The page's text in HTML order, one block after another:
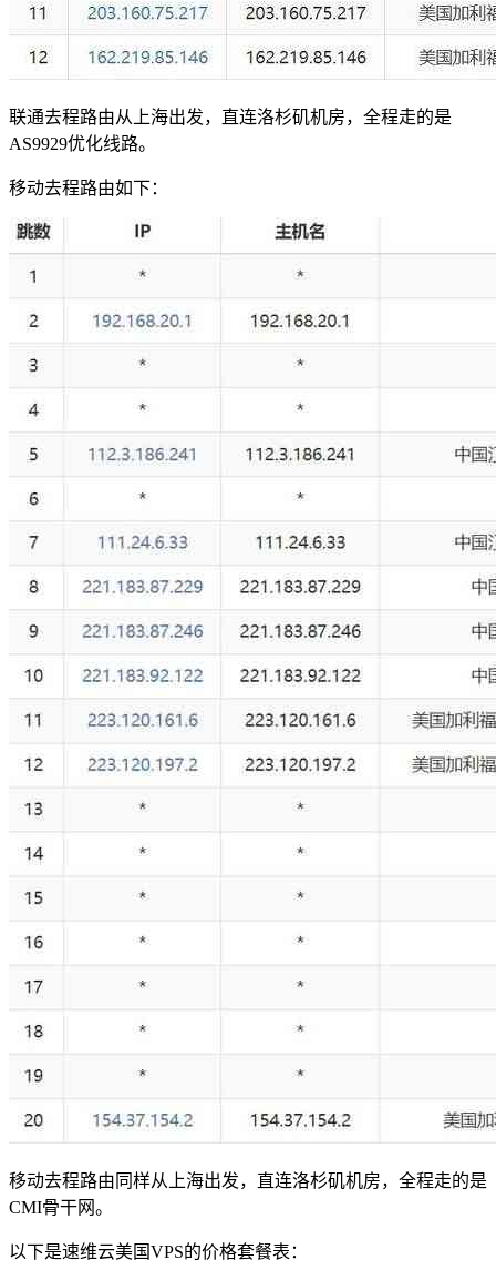
联通去程路由从上海出发，直连洛杉矶机房，全程走的是
AS9929优化线路。
移动去程路由如下：
移动去程路由同样从上海出发，直连洛杉矶机房，全程走的是
CMI骨干网。
以下是速维云美国VPS的价格套餐表：